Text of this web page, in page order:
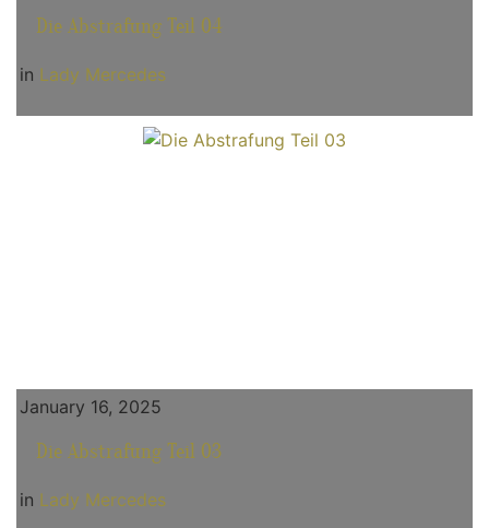
Die Abstrafung Teil 04
in Lady Mercedes
January 16, 2025
Die Abstrafung Teil 03
in Lady Mercedes